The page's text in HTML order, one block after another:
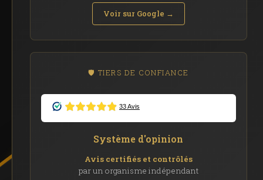
Voir sur Google →
🛡️ TIERS DE CONFIANCE
Système d'opinion
Avis certifiés et contrôlés
par un organisme indépendant